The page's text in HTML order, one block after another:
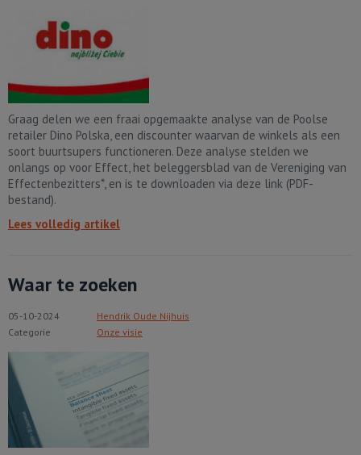
Graag delen we een fraai opgemaakte analyse van de Poolse
retailer Dino Polska, een discounter waarvan de winkels als een
soort buurtsupers functioneren. Deze analyse stelden we
onlangs op voor Effect, het beleggersblad van de Vereniging van
Effectenbezitters*, en is te downloaden via deze link (PDF-
bestand).
Lees volledig artikel
Waar te zoeken
05-10-2024
Hendrik Oude Nijhuis
Categorie
Onze visie